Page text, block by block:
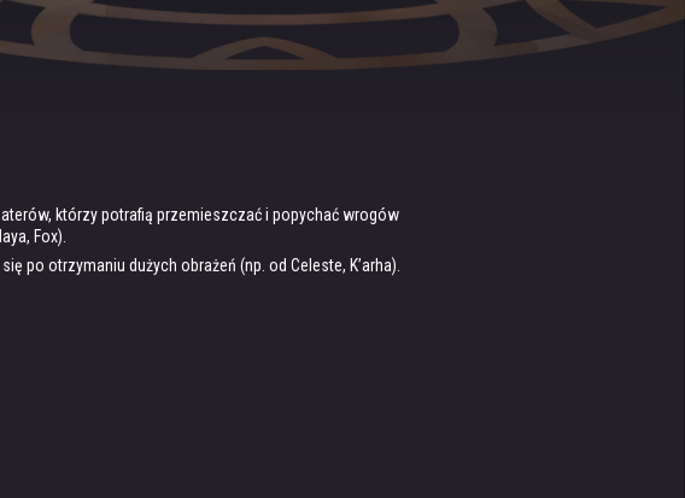
którzy potrafią przemieszczać i popychać wrogów
Fox).
po otrzymaniu dużych obrażeń (np. od Celeste, K’arha).